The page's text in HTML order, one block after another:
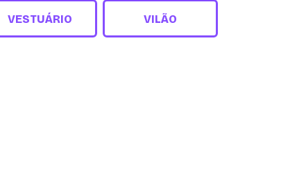
VESTUÁRIO VILÃO